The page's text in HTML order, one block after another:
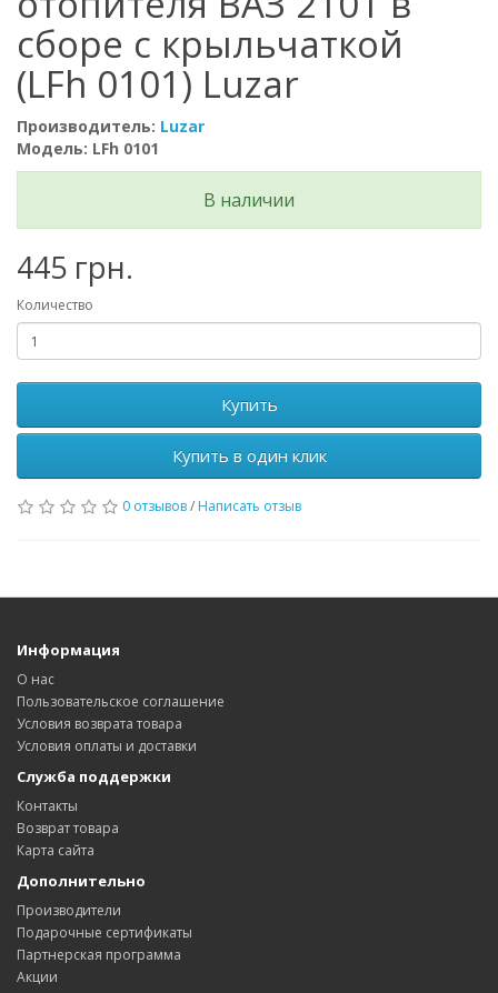
сборе с крыльчаткой
(LFh 0101) Luzar
Производитель: Luzar
Модель: LFh 0101
В наличии
445 грн.
Количество
Купить
Купить в один клик
0 отзывов/ Написать отзыв
Информация
О нас
Пользовательское соглашение
Условия возврата товара
Условия оплаты и доставки
Служба поддержки
Контакты
Возврат товара
Карта сайта
Дополнительно
Производители
Подарочные сертификаты
Партнерская программа
Акции